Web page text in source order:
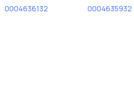
0004636132 0004635932